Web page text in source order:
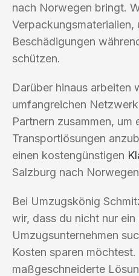
nach Norwegen bringt.
Verpackungsmaterialien,
Beschädigungen
schützen.
Darüber hinaus arbeiten
umfangreichen
Partnern zusammen, um
Transportlösungen
einen kostengünstigen
Salzburg nach
Bei Umzugskönig
wir, dass du nicht nur
Umzugsunternehmen
Kosten sparen
maßgeschneiderte